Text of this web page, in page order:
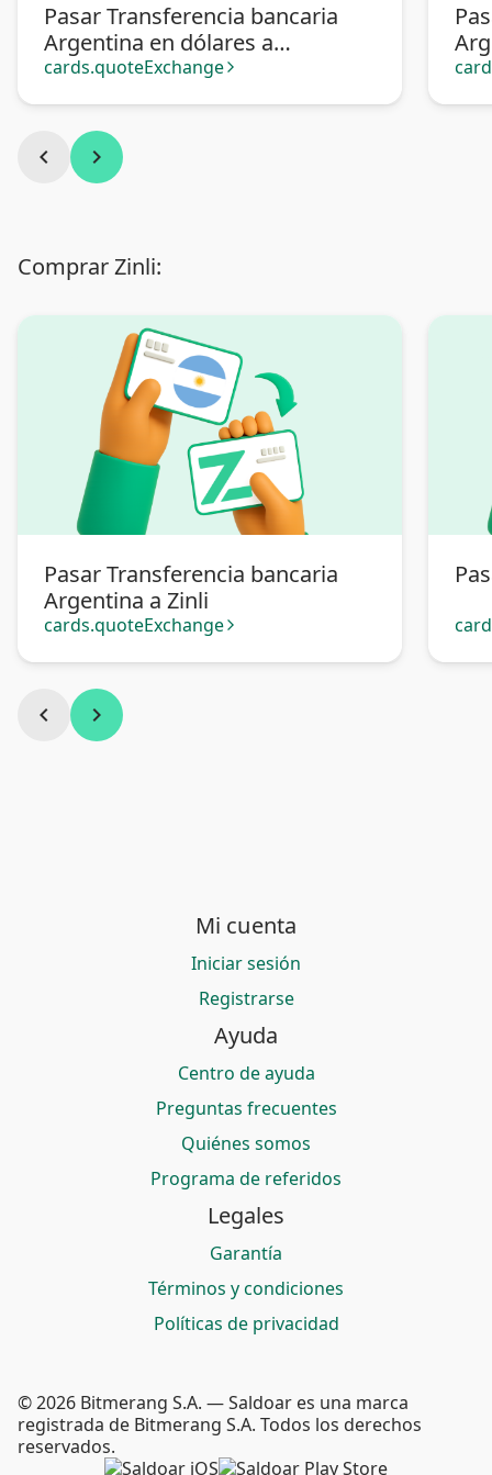
Pasar Transferencia bancaria
Argentina en dólares a
Transferencia bancaria
cards.quoteExchange arrow_forward_ios
chevron_left chevron_right
Comprar Zinli:
Pasar Transferencia bancaria
Argentina a Zinli
cards.quoteExchange arrow_forward_ios
chevron_left chevron_right
Mi cuenta
Iniciar sesión
Registrarse
Ayuda
Centro de ayuda
Preguntas frecuentes
Quiénes somos
Programa de referidos
Legales
Garantía
Términos y condiciones
Políticas de privacidad
© 2026 Bitmerang S.A. — Saldoar es una marca
registrada de Bitmerang S.A. Todos los derechos
reservados.